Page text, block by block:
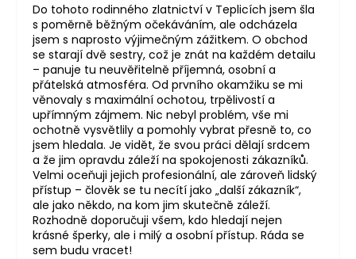
Do tohoto rodinného zlatnictví v Teplicích jsem šla
s poměrně běžným očekáváním, ale odcházela
jsem s naprosto výjimečným zážitkem. O obchod
se starají dvě sestry, což je znát na každém detailu
– panuje tu neuvěřitelně příjemná, osobní a
přátelská atmosféra. Od prvního okamžiku se mi
věnovaly s maximální ochotou, trpělivostí a
upřímným zájmem. Nic nebyl problém, vše mi
ochotně vysvětlily a pomohly vybrat přesně to, co
jsem hledala. Je vidět, že svou práci dělají srdcem
a že jim opravdu záleží na spokojenosti zákazníků.
Velmi oceňuji jejich profesionální, ale zároveň lidský
přístup – člověk se tu necítí jako „další zákazník“,
ale jako někdo, na kom jim skutečně záleží.
Rozhodně doporučuji všem, kdo hledají nejen
krásné šperky, ale i milý a osobní přístup. Ráda se
sem budu vracet!